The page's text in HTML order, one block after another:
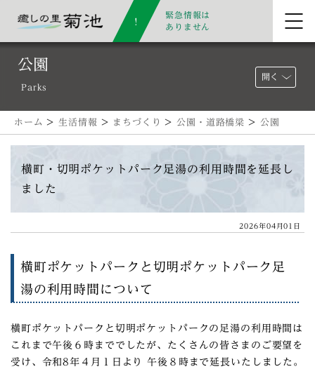
緊急情報は
ありません
公園
Parks
開く
ホーム >生活情報 > まちづくり >公園・道路橋梁 > 公園
横町・切明ポケットパーク足湯の利用時間を延長し
ました
2026年04月01日
横町ポケットパークと切明ポケットパーク足
湯の利用時間について
横町ポケットパークと切明ポケットパークの足湯の利用時間は
これまで午後６時まででしたが、たくさんの皆さまのご要望を
受け、令和8年４月１日より 午後８時まで延長いたしました。